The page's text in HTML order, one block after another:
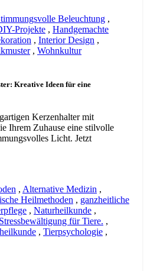
Beleuchtung ,
Projekte , Handgemachte
, Interior Design ,
, Wohnkultur
Kreative Ideen für eine
Kerzenhalter mit
Ihrem Zuhause eine stilvolle
Licht. Jetzt
, Alternative Medizin ,
Heilmethoden , ganzheitliche
, Naturheilkunde ,
Stressbewältigung für Tiere. ,
, Tierpsychologie ,